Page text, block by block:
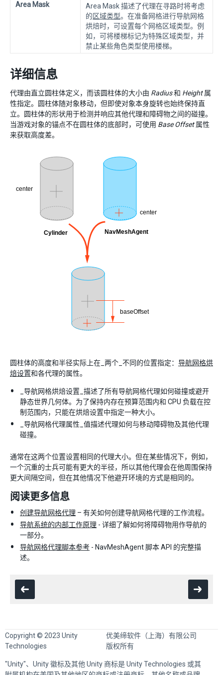
Area Mask
Area Mask 描述了代理在寻路时将考虑
的区域类型。在准备网格进行导航网格
烘焙时，可设置每个网格区域类型。例
如，可将楼梯标记为特殊区域类型，并
禁止某些角色类型使用楼梯。
详细信息
代理由直立圆柱体定义，而该圆柱体的大小由 Radius和 Height属
性指定。圆柱体随对象移动，但即使对象本身旋转也始终保持直
立。圆柱体的形状用于检测并响应其他代理和障碍物之间的碰撞。
当游戏对象的锚点不在圆柱体的底部时，可使用 Base Offset属性
来获取高度差。
圆柱体的高度和半径实际上在_两个_不同的位置指定： 导航网格烘
焙设置和各代理的属性。
_导航网格烘焙设置_描述了所有导航网格代理如何碰撞或避开
静态世界几何体。为了保持内存在预算范围内和 CPU 负载在控
制范围内，只能在烘焙设置中指定一种大小。
_导航网格代理属性_值描述代理如何与移动障碍物及其他代理
碰撞。
通常在这两个位置设置相同的代理大小。但在某些情况下，例如，
一个沉重的士兵可能有更大的半径，所以其他代理会在他周围保持
更大间隔空间，但在其他情况下他避开环境的方式是相同的。
阅读更多信息
创建导航网格代理 – 有关如何创建导航网格代理的工作流程。
导航系统的内部工作原理 - 详细了解如何将障碍物用作导航的
一部分。
导航网格代理脚本参考 - NavMeshAgent 脚本 API 的完整描
述。
Copyright © 2023 Unity
Technologies
优美缔软件（上海）有限公司
版权所有
"Unity"、Unity 徽标及其他 Unity 商标是 Unity Technologies 或其